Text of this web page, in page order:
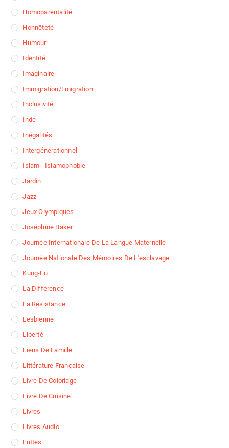
Homoparentalité
Honnêteté
Humour
Identité
Imaginaire
Immigration/Emigration
Inclusivité
Inde
Inégalités
Intergénérationnel
Islam - Islamophobie
Jardin
Jazz
Jeux Olympiques
Joséphine Baker
Journée Internationale De La Langue Maternelle
Journée Nationale Des Mémoires De L'esclavage
Kung-Fu
La Différence
La Résistance
Lesbienne
Liberté
Liens De Famille
Littérature Française
Livre De Coloriage
Livre De Cuisine
Livres
Livres Audio
Luttes